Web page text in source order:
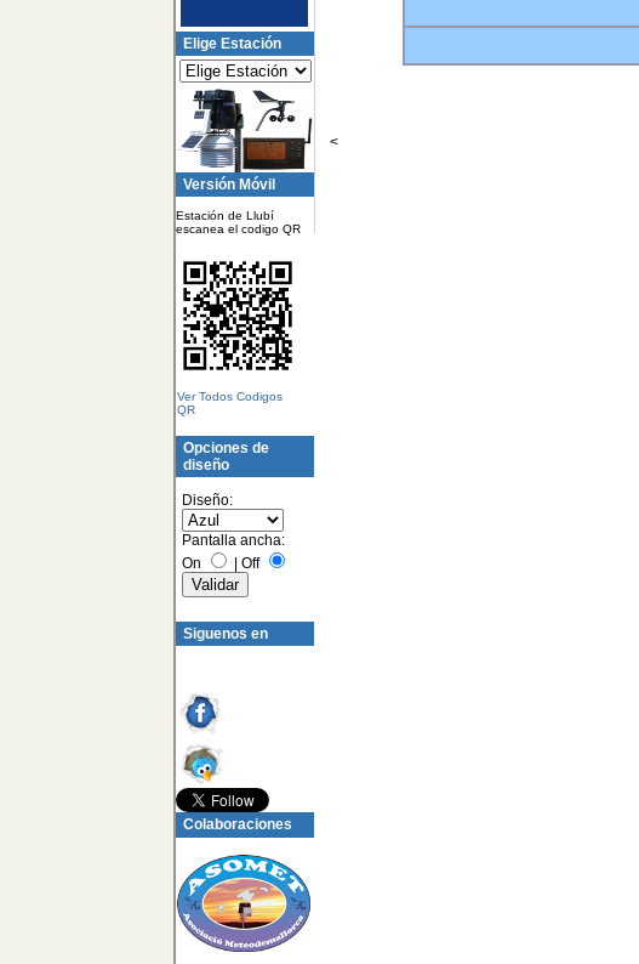
Elige Estación
Versión Móvil
Estación de Llubí
escanea el codigo QR
Ver Todos Codigos
QR
Opciones de
diseño
Diseño:
Pantalla ancha:
On
Off
Siguenos en
Colaboraciones
<